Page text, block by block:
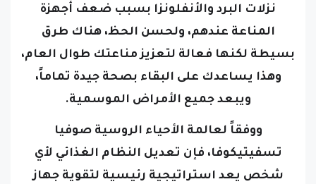
نزلات البرد والأنفلونزا بسبب ضعف أجهزة
المناعة عندهم، ولحسن الحظ، هناك طرق
بسيطة لكنها فعالة لتعزيز مناعتك طوال العام،
وهذا يساعدك على البقاء بصحة جيدة تماماً،
ويبعد جميع الأمراض الموسمية.
ووفقاً لعالمة الأحياء الروسية صوفيا
تسفيتيكوفا، فإن تعديل النظام الغذائي لأي
شخص يعد استراتيجية رئيسية لتقوية جهاز